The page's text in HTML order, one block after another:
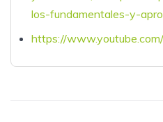
los-fundamentales-y-
https://